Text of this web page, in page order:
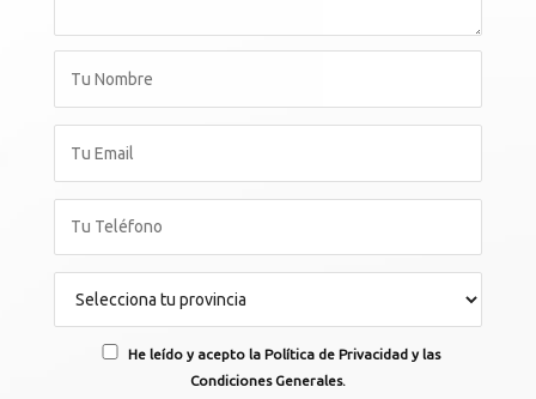
He leído y acepto la Política de Privacidad y las
Condiciones Generales.